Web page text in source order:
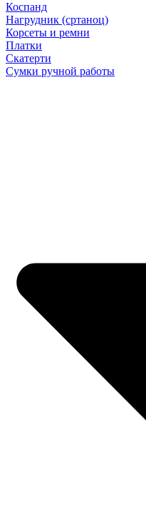
Коспанд
Нагрудник (сртаноц)
Корсеты и ремни
Платки
Скатерти
Сумки ручной работы